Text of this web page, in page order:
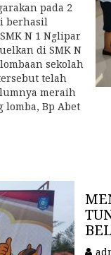
pada 2
berhasil
N 1 Nglipar
di SMK N
sekolah
telah
meraih
lomba, Bp Abet